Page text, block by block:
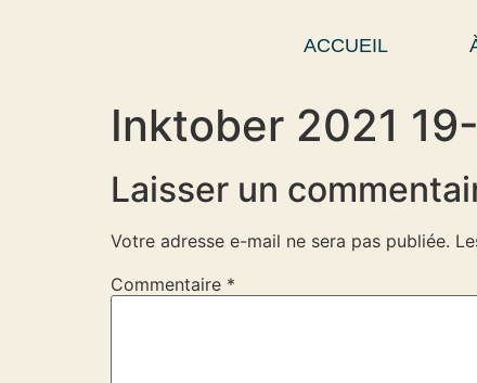
ACCUEIL
Inktober 2021
Laisser un
Votre adresse e-mail ne sera pas publiée.
Commentaire *